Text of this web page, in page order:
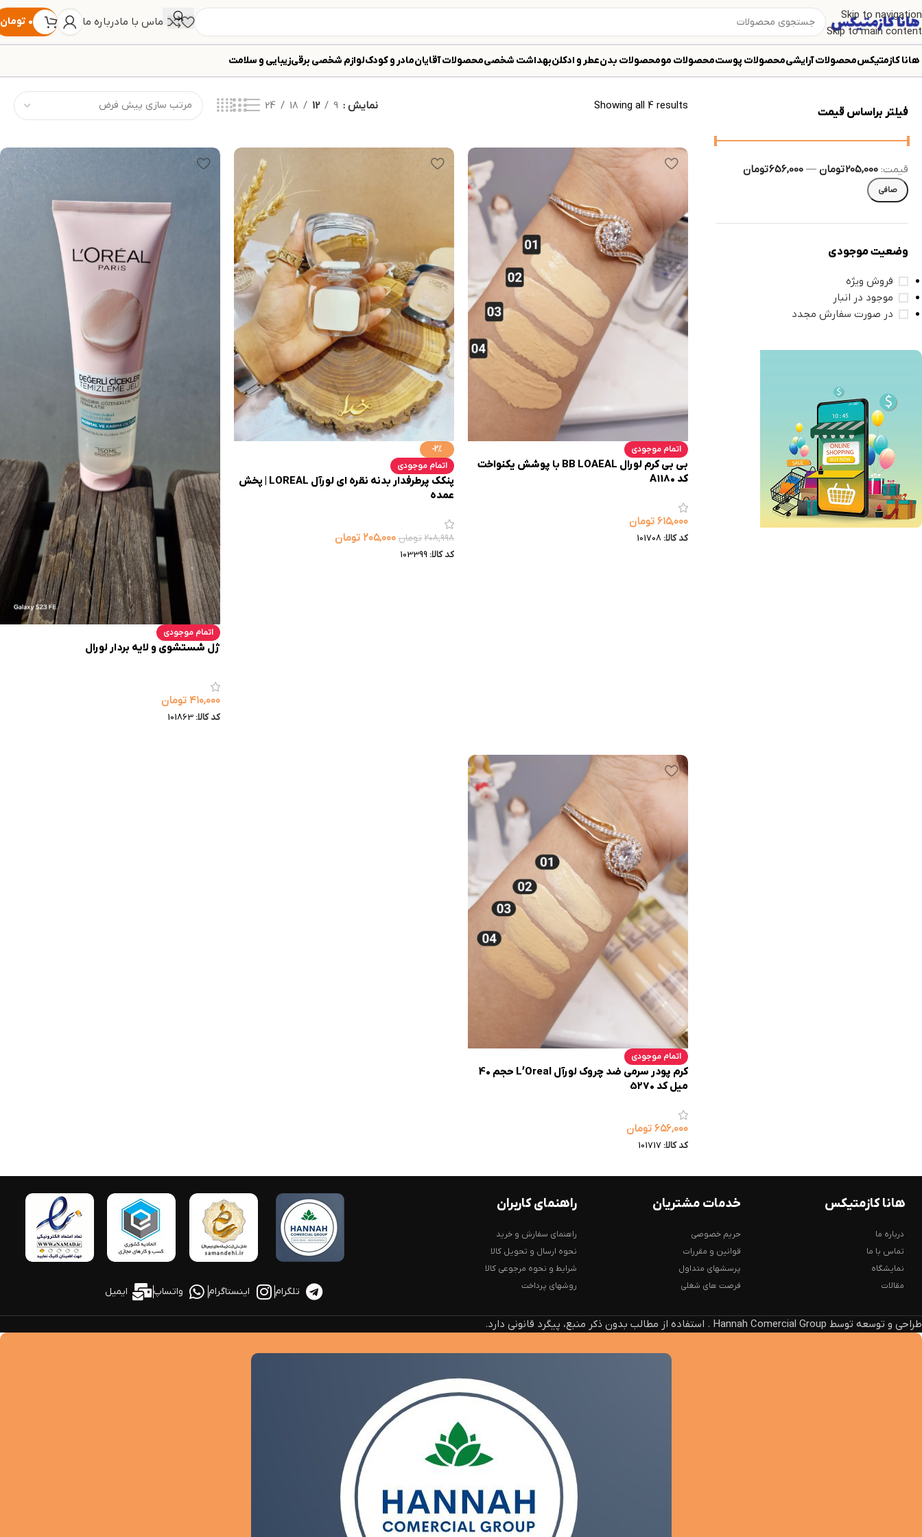
Skip to navigation
Skip to main content
تماس با مادرباره ما ۰ تومان
هانا کازمتیکسمحصولات آرایشیمحصولات پوستمحصولات مومحصولات بدنعطر و ادکلنبهداشت شخصیمحصولات آقایانمادر و کودکلوازم شخصی برقیزیبایی و سلامت لورال
فیلتر براساس قیمت
صافی
قيمت: 205,000 تومان — 656,000 تومان
وضعیت موجودی
فروش ویژه
موجود در انبار
در صورت سفارش مجدد
Showing all 4 results نمایش 9
12
18
24
اتمام موجودی
بی بی کرم لورال BB LOAEAL با پوشش یکنواخت
کد A1180
۶۱۵,۰۰۰ تومان
کد کالا: 101708
-2%
اتمام موجودی
پنکک پرطرفدار بدنه نقره ای لورآل LOREAL | پخش
عمده
۲۰۸,۹۹۸ تومان ۲۰۵,۰۰۰ تومان
کد کالا: 103399
اتمام موجودی
ژل شستشوی و لایه بردار لورال
۴۱۰,۰۰۰ تومان
کد کالا: 101863
اتمام موجودی
کرم پودر سرمی ضد چروک لورآل L’Oreal حجم 40
میل کد 5270
۶۵۶,۰۰۰ تومان
کد کالا: 101717
هانا کازمتیکس
درباره ما
تماس با ما
نمایشگاه
مقالات
خدمات مشتریان
حریم خصوصی
قوانین و مقررات
پرسشهای متداول
فرصت های شغلی
راهنمای کاربران
راهنمای سفارش و خرید
نحوه ارسال و تحویل کالا
شرایط و نحوه مرجوعی کالا
روشهای پرداخت
تلگرام اینستاگرام واتساپ ایمیل
طراحی و توسعه توسط Hannah Comercial Group . استفاده از مطالب بدون ذکر منبع، پیگرد قانونی دارد.